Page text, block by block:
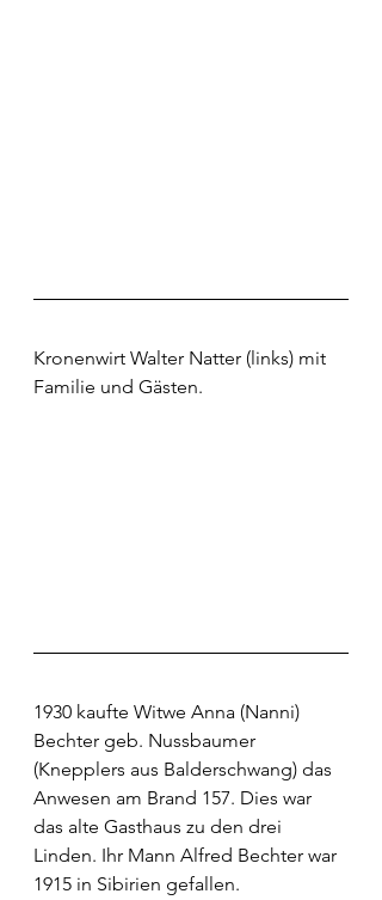
Kronenwirt Walter Natter (links) mit
Familie und Gästen.
1930 kaufte Witwe Anna (Nanni)
Bechter geb. Nussbaumer
(Knepplers aus Balderschwang) das
Anwesen am Brand 157. Dies war
das alte Gasthaus zu den drei
Linden. Ihr Mann Alfred Bechter war
1915 in Sibirien gefallen.